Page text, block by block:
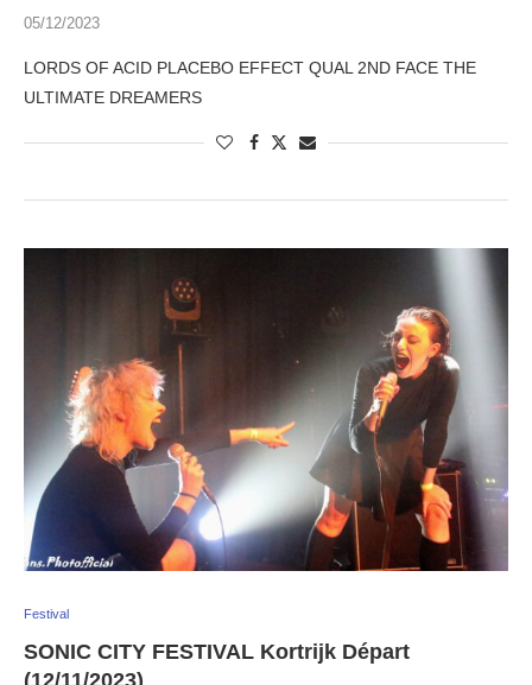
05/12/2023
LORDS OF ACID PLACEBO EFFECT QUAL 2ND FACE THE
ULTIMATE DREAMERS
Festival
SONIC CITY FESTIVAL Kortrijk Départ